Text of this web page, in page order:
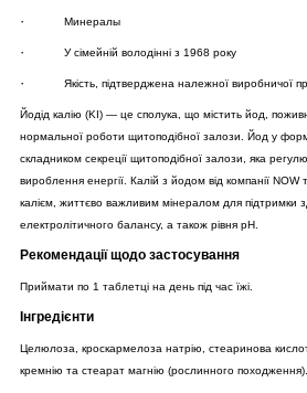
· Минералы
· У сімейній володінні з 1968 року
· Якість, підтверджена належної виробничої
Йодід калію (KI) — це сполука, що містить йод,
нормальної роботи щитоподібної залози. Йод у
складником секреції щитоподібної залози, яка
вироблення енергії. Калій з йодом від компанії NOW
калієм, життєво важливим мінералом для підтримки
електролітичного балансу, а також рівня pH.
Рекомендації щодо застосування
Приймати по 1 таблетці на день під час їжі.
Інгредієнти
Целюлоза, кроскармелоза натрію, стеаринова
кремнію та стеарат магнію (рослинного походження).